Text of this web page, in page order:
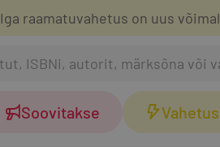
Iga raamatuvahetus on uus
Soovitakse